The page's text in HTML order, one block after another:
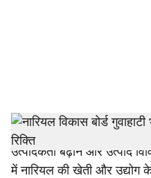
h
a
नारियल विकास बोर्ड के बारे में
उत्पादकता बढ़ाने और उत्पाद
में नारियल की खेती और